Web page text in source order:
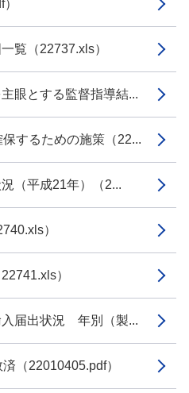
覧（22737.xls）
眼とする監督指導結...
するための施策（22...
（平成21年）（2...
）
）
入届出状況 年別（製...
（22010405.pdf）